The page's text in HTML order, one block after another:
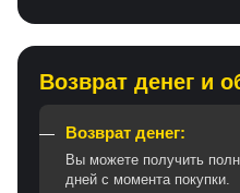
Возврат денег и
Возврат денег:
Вы можете получить
дней с момента покупки.